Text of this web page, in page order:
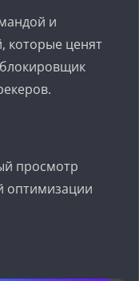
и
которые ценят
просмотр
оптимизации